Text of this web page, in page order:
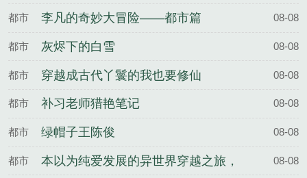
密纵情
都市 李凡的奇妙大冒险——都市篇 08-08
都市 灰烬下的白雪 08-08
都市 穿越成古代丫鬟的我也要修仙 08-08
都市 补习老师猎艳笔记 08-08
都市 绿帽子王陈俊 08-08
都市
本以为纯爱发展的异世界穿越之旅，
08-08